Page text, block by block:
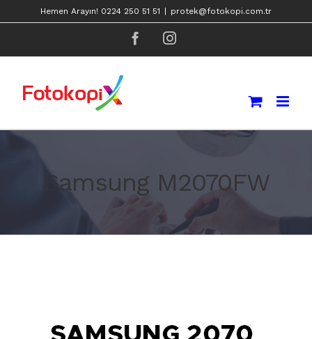
Hemen Arayın! 0224 250 51 51 protek@fotokopi.com.tr
facebookinstagram
Samsung M2070FW